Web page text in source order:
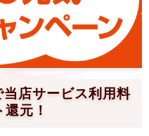
当店サービス利用料
元！